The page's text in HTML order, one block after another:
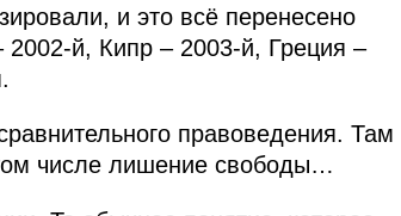
и это всё перенесено
2002-й, Кипр – 2003-й, Греция –
правоведения. Там
числе лишение свободы…